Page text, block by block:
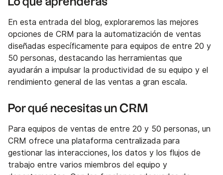
En esta entrada del blog, exploraremos las mejores
opciones de CRM para la automatización de ventas
diseñadas específicamente para equipos de entre 20 y
50 personas, destacando las herramientas que
ayudarán a impulsar la productividad de su equipo y el
rendimiento general de las ventas a gran escala.
Por qué necesitas un CRM
Para equipos de ventas de entre 20 y 50 personas, un
CRM ofrece una plataforma centralizada para
gestionar las interacciones, los datos y los flujos de
trabajo entre varios miembros del equipo y